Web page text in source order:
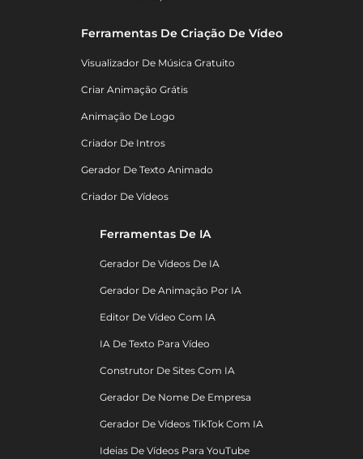
Ferramentas De Criação De Vídeo
Visualizador De Música Gratuito
Criar Animação Grátis
Animação De Logo
Criador De Intros
Gerador De Texto Animado
Criador De Vídeos
Ferramentas De IA
Gerador De Vídeos De IA
Gerador De Animação Por IA
Editor De Vídeo Com IA
IA De Texto Para Vídeo
Construtor De Sites Com IA
Gerador De Nome De Empresa
Gerador De Vídeos TikTok Com IA
Ideias De Vídeos Para YouTube